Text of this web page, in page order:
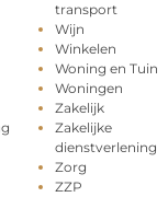
transport
Wijn
Winkelen
Woning en Tuin
Woningen
Zakelijk
Zakelijke
dienstverlening
Zorg
ZZP